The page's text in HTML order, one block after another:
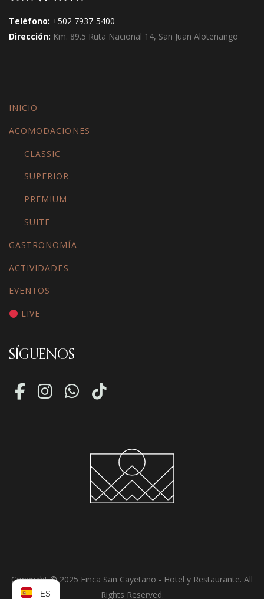
Teléfono: +502 7937-5400
Dirección: Km. 89.5 Ruta Nacional 14, San Juan Alotenango
INICIO
ACOMODACIONES
CLASSIC
SUPERIOR
PREMIUM
SUITE
GASTRONOMÍA
ACTIVIDADES
EVENTOS
LIVE
SÍGUENOS
Copyright © 2025 Finca San Cayetano - Hotel y Restaurante. All
Rights Reserved.
ES